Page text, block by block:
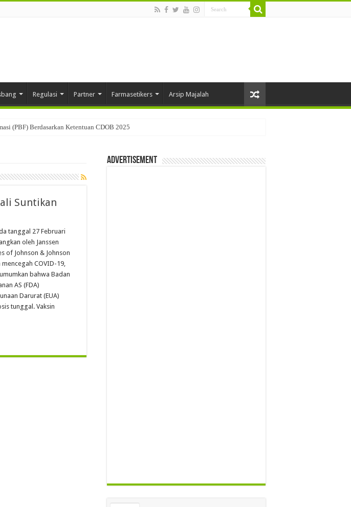
Regulasi Partner Farmasetikers Arsip Majalah
(PBF) Berdasarkan Ketentuan CDOB 2025
Suntikan
tanggal 27 Februari
oleh Janssen
of Johnson & Johnson
COVID-19,
bahwa Badan
AS (FDA)
Darurat (EUA)
tunggal. Vaksin
Advertisement